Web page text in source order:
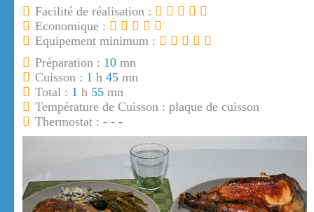
Facilité de réalisation :
Economique :
Equipement minimum :
Préparation : 10 mn
Cuisson : 1 h 45 mn
Total : 1 h 55 mn
Température de Cuisson : plaque de cuisson
Thermostat : - - -